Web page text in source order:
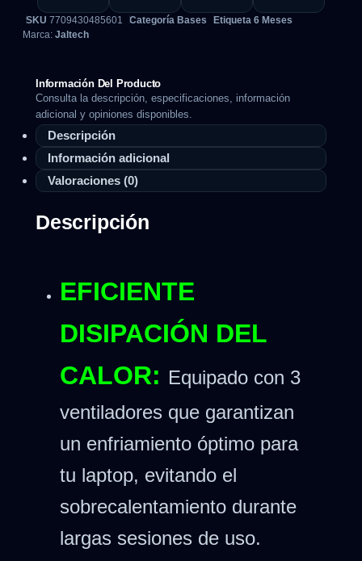
SKU 7709430485601 Categoría Bases Etiqueta 6 Meses
Marca: Jaltech
Información Del Producto
Consulta la descripción, especificaciones, información
adicional y opiniones disponibles.
Descripción
Información adicional
Valoraciones (0)
Descripción
EFICIENTE
DISIPACIÓN DEL
CALOR: Equipado con 3
ventiladores que garantizan
un enfriamiento óptimo para
tu laptop, evitando el
sobrecalentamiento durante
largas sesiones de uso.